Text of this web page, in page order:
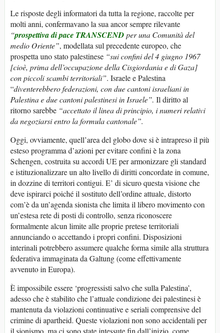
Le risposte degli informatori da tutta la regione, raccolte per
molti anni, confermavano la sua ancor sempre rilevante
“prospettiva di pace TRANSCEND per una Comunità del
medio Oriente”, modellata sul precedente europeo, che
prospetta uno stato palestinese “sui confini del 4 giugno 1967
[cioè, prima dell’occupazione della Cisgiordania e di Gaza]
con piccoli scambi territoriali”. Israele e Palestina
“diventerebbero federazioni, con due cantoni israeliani in
Palestina e due cantoni palestinesi in Israele”. Il diritto al
ritorno sarebbe “accettato il linea di principio, i numeri relativi
da negoziarsi entro la formula cantonale”.
Oggi, ovviamente, quell’area del globo dove si è intrapreso il più
esteso programma d’azioni per evitare confini è la zona
Schengen, costruita su accordi UE per armonizzare gli standard
e istituzionalizzare un alto livello di diritti concordate in comune,
in dozzine di territori contigui. E’ di sicuro questa visione che
deve ispirarci poiché il sostituto dell’ordine attuale, distorto
com’è da un’agenda sionista che limita il libero movimento con
un’estesa rete di posti di controllo, senza riconoscere
formalmente alcun limite alle proprie pretese territoriali
annunciando o accettando i propri confini. Disposizioni
interinali potrebbero assumere qualche forma simile alla struttura
federativa immaginata da Galtung (come effettivamente
avvenuto in Europa).
È impossibile essere ‘progressisti salvo che sulla Palestina’,
adesso che è stabilito che l’attuale condizione dei palestinesi è
mantenuta da violazioni continuative e seriali comprensive del
crimine di apartheid. Queste violazioni non sono accidentali per
il sionismo, ma ci sono state intessute fin dall’inizio, come